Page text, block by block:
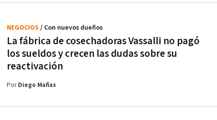
La fábrica de cosechadoras Vassalli no pagó
los sueldos y crecen las dudas sobre su
reactivación
NEGOCIOS / Con nuevos dueños
PorDiego Mañas